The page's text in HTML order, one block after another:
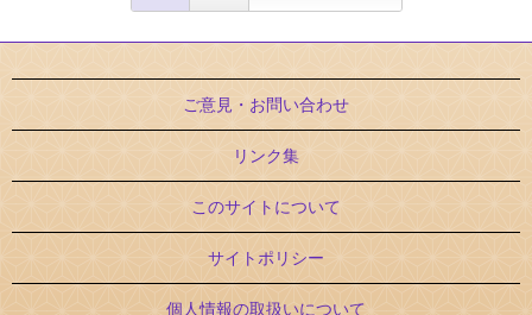
ご意見・お問い合わせ
リンク集
このサイトについて
サイトポリシー
個人情報の取扱いについて